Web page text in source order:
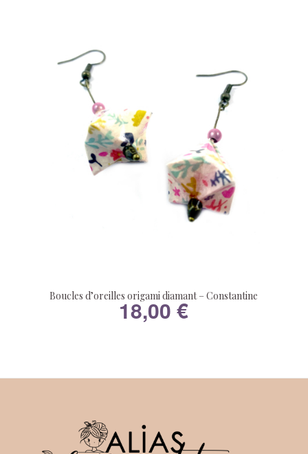
Boucles d’oreilles origami diamant – Constantine
18,00€